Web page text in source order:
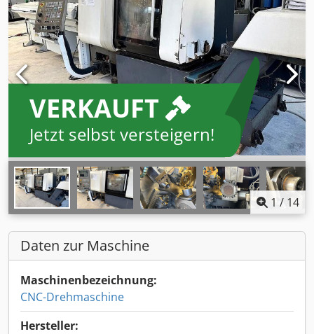
VERKAUFT
Jetzt selbst versteigern!
1 / 14
Daten zur Maschine
Maschinenbezeichnung:
CNC-Drehmaschine
Hersteller: